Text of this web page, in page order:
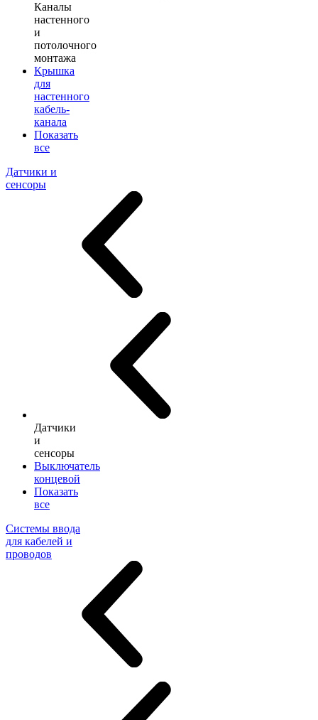
Каналы
настенного
и
потолочного
монтажа
Крышка
для
настенного
кабель-
канала
Показать
все
Датчики и
сенсоры
Датчики
и
сенсоры
Выключатель
концевой
Показать
все
Системы ввода
для кабелей и
проводов